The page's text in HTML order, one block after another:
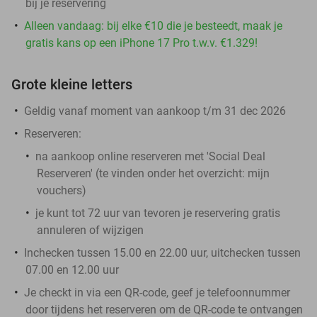
bij je reservering
Alleen vandaag: bij elke €10 die je besteedt, maak je
gratis kans op een iPhone 17 Pro t.w.v. €1.329!
Grote kleine letters
Geldig vanaf moment van aankoop t/m 31 dec 2026
Reserveren:
na aankoop online reserveren met 'Social Deal
Reserveren' (te vinden onder het overzicht: mijn
vouchers)
je kunt tot 72 uur van tevoren je reservering gratis
annuleren of wijzigen
Inchecken tussen 15.00 en 22.00 uur, uitchecken tussen
07.00 en 12.00 uur
Je checkt in via een QR-code, geef je telefoonnummer
door tijdens het reserveren om de QR-code te ontvangen